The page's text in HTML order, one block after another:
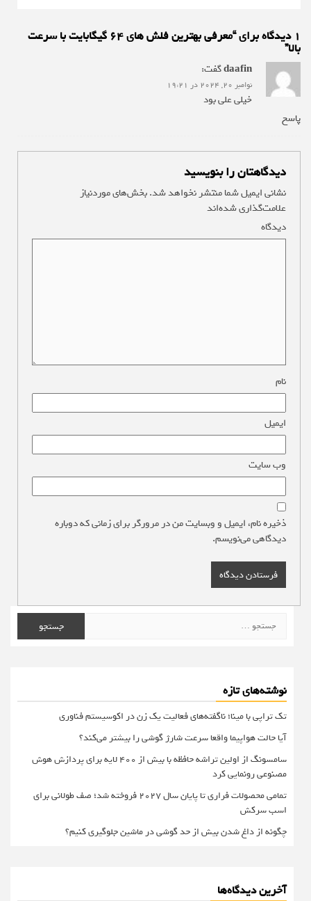
1 دیدگاه برای “ معرفی بهترین فلش های 64 گیگابایت با سرعت
بالا”
daafinگفت:
نوامبر 20, 2024 در 19:21
خیلی علی بود
پاسخ
دیدگاهتان را بنویسید
نشانی ایمیل شما منتشر نخواهد شد.بخش‌های موردنیاز
علامت‌گذاری شده‌اند
دیدگاه
نام
ایمیل
وب‌ سایت
ذخیره نام، ایمیل و وبسایت من در مرورگر برای زمانی که دوباره
دیدگاهی می‌نویسم.
برای:
نوشته‌های تازه
تک تراپی با مینا؛ ناگفته‌های فعالیت یک زن در اکوسیستم فناوری
آیا حالت هواپیما واقعا سرعت شارژ گوشی را بیشتر می‌کند؟
سامسونگ از اولین تراشه حافظه با بیش از ۴۰۰ لایه برای پردازش هوش
مصنوعی رونمایی کرد
تمامی محصولات فراری تا پایان سال ۲۰۲۷ فروخته شد؛ صف طولانی برای
اسب سرکش
چگونه از داغ شدن بیش از حد گوشی در ماشین جلوگیری کنیم؟
آخرین دیدگاه‌ها